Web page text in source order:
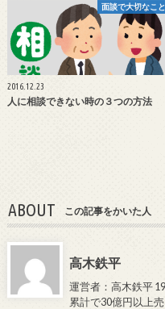
面談で大切なこと
2016.12.23
人に相談できない時の３つの方法
ABOUT この記事をかいた人
高木鉄平
運営者：高木鉄平
累計で30億円以上